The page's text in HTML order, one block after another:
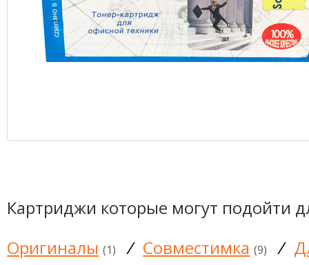
Картриджи которые могут подойти
Оригиналы (1) / Совместимка (9) /